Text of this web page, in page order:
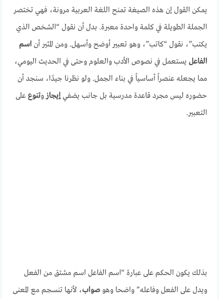
يمكن القول إن هذه الصيغة تمنح اللغة العربية مرونة، فهي تختصر
الجملة الطويلة في كلمة واحدة معبرة. بدل أن نقول “الشخص الذي
يكتب”، نقول “كاتب”، وهو تعبير أوضح وأسهل. ومن المثير أناسم
الفاعل يستعمل في نصوص الأدب والعلوم وحتى في الحديث اليومي،
مما يجعله عنصراً أساسياً في بناء الجمل. ولو نظرنا جيدًا، سنجد أن
حضوره ليس مجرد قاعدة مدرسية بل جانب يضفيإيجازوتنوع على
التعبير.
بذلك يكون الحكم على عبارة “اسم الفاعل اسم مشتق من الفعل
ويدل على الفعل وفاعله” واضحا وهوصواب، لأنها تنسجم مع المعنى